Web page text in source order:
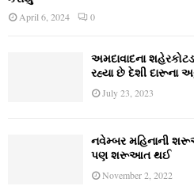
April 6, 2024 0
અમદાવાદના
રહ્યા છે દેશી દારૂના
July 23, 2023
નવેમ્‍બર મહિનાની
પણ શરૂઆત થઈ
November 2, 2022